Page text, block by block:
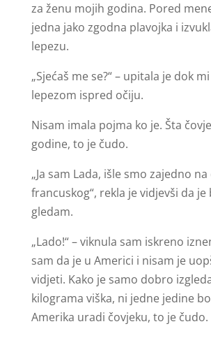
za ženu mojih godina. Pored
jedna jako zgodna plavojka i
lepezu.
„Sjećaš me se?“ – upitala je dok
lepezom ispred očiju.
Nisam imala pojma ko je. Šta
godine, to je čudo.
„Ja sam Lada, išle smo zajedno
francuskog“, rekla je vidjevši da je
gledam.
„Lado!“ – viknula sam iskreno
sam da je u Americi i nisam je
vidjeti. Kako je samo dobro
kilograma viška, ni jedne jedine
Amerika uradi čovjeku, to je čudo.